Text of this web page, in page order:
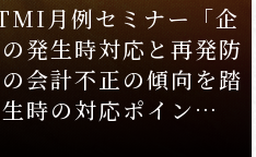
月例セミナー「企
発生時対応と再発防
会計不正の傾向を踏
時の対応ポイントと
制～」